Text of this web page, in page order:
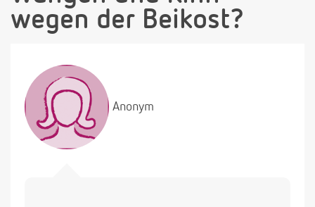
wegen der Beikost?
Anonym